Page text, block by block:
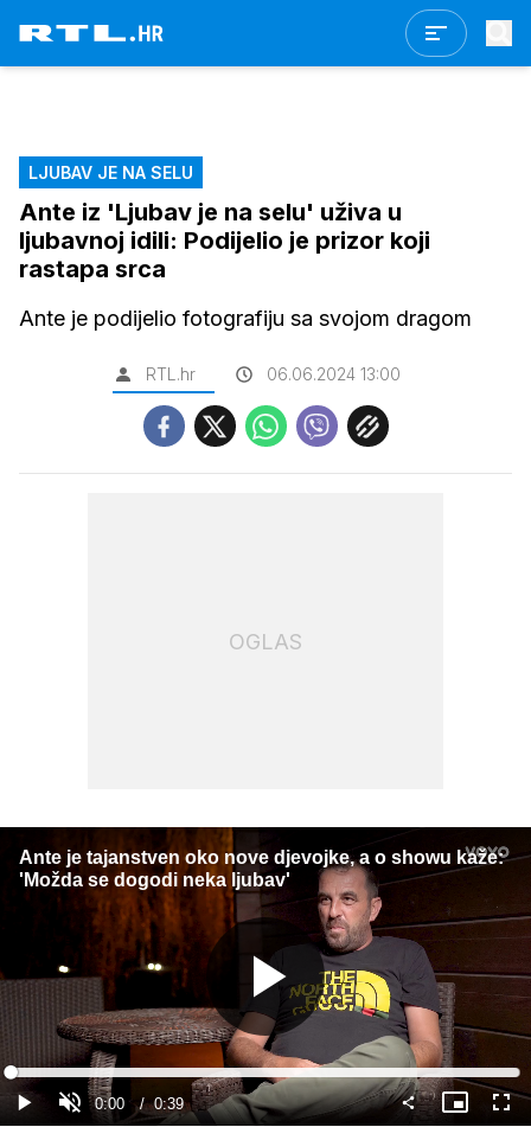
LJUBAV JE NA SELU
Ante iz 'Ljubav je na selu' uživa u
ljubavnoj idili: Podijelio je prizor koji
rastapa srca
Ante je podijelio fotografiju sa svojom dragom
RTL.hr 06.06.2024 13:00
OGLAS
Ante je tajanstven oko nove djevojke, a o showu kaže:
'Možda se dogodi neka ljubav'
Gledaj
GledajUpali
zvuk
Current
0:00 / Duration
0:39
Loaded:
99.84%
Slika
u